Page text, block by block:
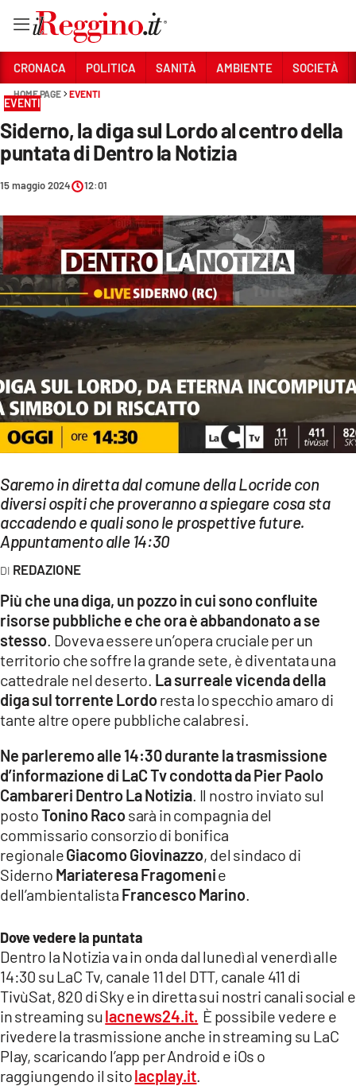
Sezioni
CRONACA
AMBIENTE
SOCIETÀ
CULTURA
ECONOMIA E LAVORO
EVENTI
SPORT
Streaming
LAC TV
LAC NETWORK
LAC ONAIR
LaC
Network
LACPLAY.IT
LACTV.IT
LACONAIR.IT
ILREGGINO.IT
COSENZACHANNEL.IT
ILVIBONESE.IT
CATANZAROCHANNEL.IT
App
ANDROID
APPLE
CRONACA POLITICA SANITÀ AMBIENTE SOCIETÀ
HOME PAGE EVENTI
EVENTI
Siderno, la diga sul Lordo al centro della
puntata di Dentro la Notizia
15 maggio 2024 12:01
Saremo in diretta dal comune della Locride con
diversi ospiti che proveranno a spiegare cosa sta
accadendo e quali sono le prospettive future.
Appuntamento alle 14:30
REDAZIONE
Più che una diga, un pozzo in cui sono confluite
risorse pubbliche e che ora è abbandonato a se
stesso . Doveva essere un’opera cruciale per un
territorio che soffre la grande sete, è diventata una
cattedrale nel deserto. La surreale vicenda della
diga sul torrente Lordoresta lo specchio amaro di
tante altre opere pubbliche calabresi.
Ne parleremo alle 14:30 durante la trasmissione
d’informazione di LaC Tv condotta da Pier Paolo
Cambareri Dentro La Notizia . Il nostro inviato sul
postoTonino Racosarà in compagnia del
commissario consorzio di bonifica
regionaleGiacomo Giovinazzo, del sindaco di
Siderno Mariateresa Fragomenie
dell’ambientalista Francesco Marino.
Dove vedere la puntata
Dentro la Notizia va in onda dal lunedì al venerdì alle
14:30 su LaC Tv, canale 11 del DTT, canale 411 di
TivùSat, 820 di Sky e in diretta sui nostri canali social e
in streaming sulacnews24.it. È possibile vedere e
rivedere la trasmissione anche in streaming su LaC
Play, scaricando l’app per Android e iOs o
raggiungendo il sitolacplay.it